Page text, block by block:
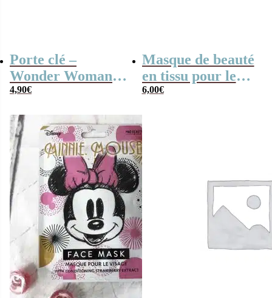
Porte clé –
Wonder Woman
personnage 3D
4,90€
Masque de beauté
en tissu pour le
visage – Wonder
Comics)
6,00€